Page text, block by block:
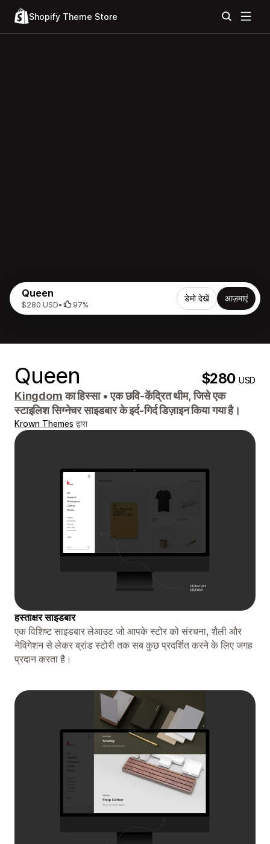
Shopify Theme Store
Queen
$280 USD• 97%
डेमो देखें आज़माएं
Queen $280USD
Kingdomका हिस्सा •एक छवि-केंद्रित थीम, जिसे एक
स्टाइलिश सिग्नेचर साइडबार के इर्द-गिर्द डिज़ाइन किया गया है।
Krown Themes द्वारा
हस्ताक्षर साइडबार
एक विशिष्ट साइडबार लेआउट जो आपके स्टोर को संरचना, शैली और
नेविगेशन से लेकर ब्रांड स्टोरी तक सब कुछ प्रदर्शित करने के लिए जगह
प्रदान करता है।